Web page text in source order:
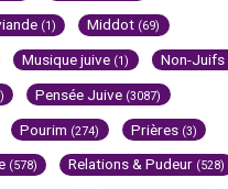
(1) Middot (69)
Musique juive (1) Non-Juifs
Pensée Juive (3087)
Pourim (274) Prières (3)
(578) Relations & Pudeur (528)